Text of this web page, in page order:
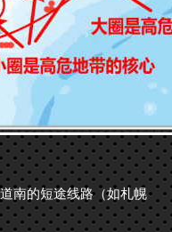
南的短途线路（如札幌